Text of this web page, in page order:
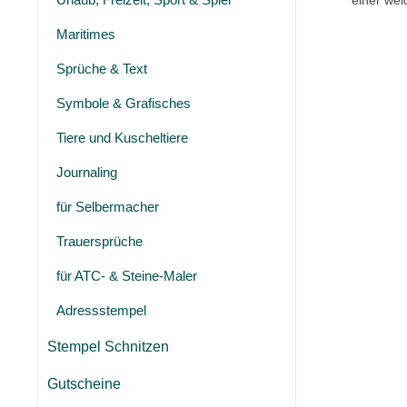
Maritimes
Sprüche & Text
Symbole & Grafisches
Tiere und Kuscheltiere
Journaling
für Selbermacher
Trauersprüche
für ATC- & Steine-Maler
Adressstempel
Stempel Schnitzen
Gutscheine